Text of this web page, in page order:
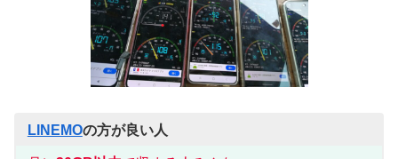
LINEMOの方が良い人